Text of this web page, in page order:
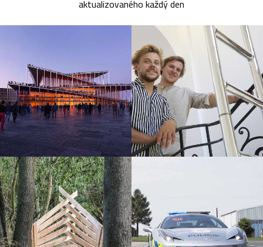
aktualizovaného každý den